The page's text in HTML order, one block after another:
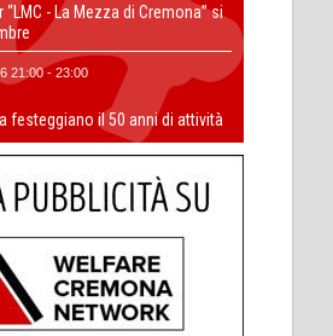
- La Mezza di Cremona” si
21:00 - 23:00
festeggiano il 50 anni di attività